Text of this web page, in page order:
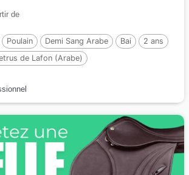
de
Poulain Demi Sang Arabe Bai
2 ans
de Lafon (Arabe)